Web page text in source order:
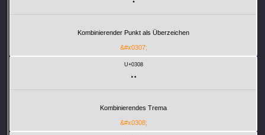
Kombinierender Punkt als Überzeichen
&#x0307;
U+0308
Kombinierendes Trema
&#x0308;